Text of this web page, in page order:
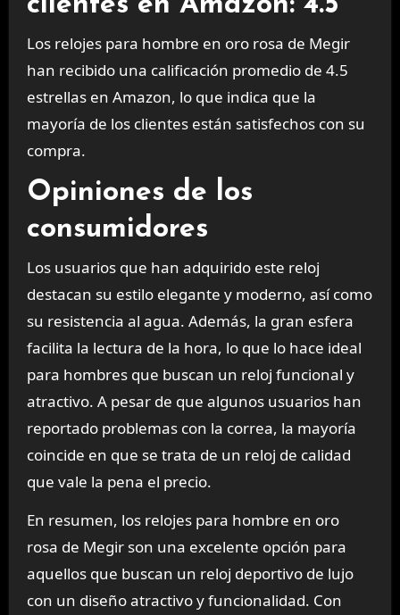
Los relojes para hombre en oro rosa de Megir
han recibido una calificación promedio de 4.5
estrellas en Amazon, lo que indica que la
mayoría de los clientes están satisfechos con su
compra.
Opiniones de los
consumidores
Los usuarios que han adquirido este reloj
destacan su estilo elegante y moderno, así como
su resistencia al agua. Además, la gran esfera
facilita la lectura de la hora, lo que lo hace ideal
para hombres que buscan un reloj funcional y
atractivo. A pesar de que algunos usuarios han
reportado problemas con la correa, la mayoría
coincide en que se trata de un reloj de calidad
que vale la pena el precio.
En resumen, los relojes para hombre en oro
rosa de Megir son una excelente opción para
aquellos que buscan un reloj deportivo de lujo
con un diseño atractivo y funcionalidad. Con